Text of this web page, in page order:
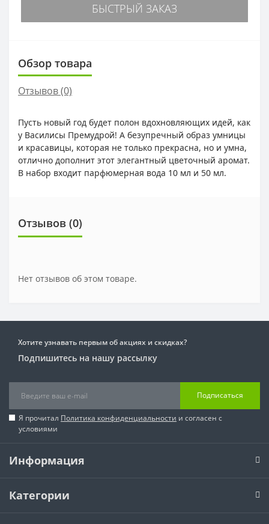
БЫСТРЫЙ ЗАКАЗ
Обзор товара
Отзывов (0)
Пусть новый год будет полон вдохновляющих идей, как
у Василисы Премудрой! А безупречный образ умницы
и красавицы, которая не только прекрасна, но и умна,
отлично дополнит этот элегантный цветочный аромат.
В набор входит парфюмерная вода 10 мл и 50 мл.
Отзывов (0)
Нет отзывов об этом товаре.
Хотите узнавать первым об акциях и скидках?
Подпишитесь на нашу рассылку
Подписаться
Я прочитал Политика конфиденциальности и согласен с
условиями
Информация
Категории